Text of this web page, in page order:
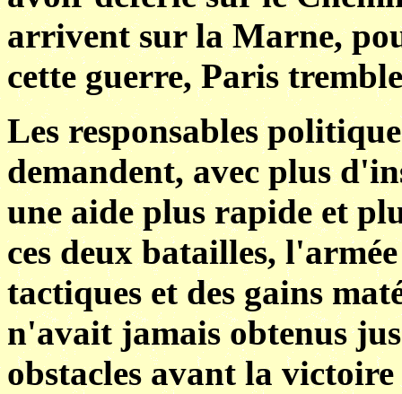
arrivent sur la Marne,
cette guerre, Paris
Les responsables
demandent, avec plus
une aide plus rapide et
ces deux batailles,
tactiques et des gains
n'avait jamais obtenus
obstacles avant la